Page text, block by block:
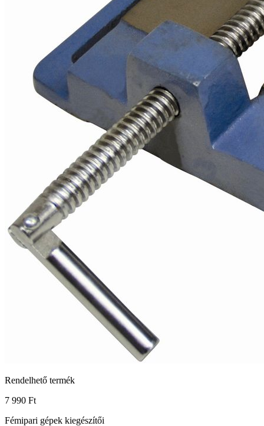
Rendelhető termék
7 990 Ft
Fémipari gépek kiegészítői